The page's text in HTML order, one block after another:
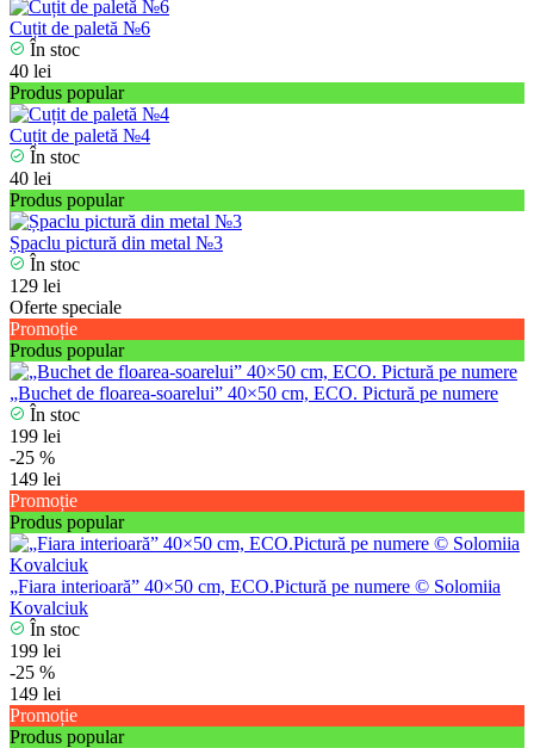
Cuțit de paletă №6
În stoc
40 lei
Produs popular
Cuțit de paletă №4
În stoc
40 lei
Produs popular
Șpaclu pictură din metal №3
În stoc
129 lei
Oferte speciale
Promoție
Produs popular
„Buchet de floarea-soarelui” 40×50 cm, ECO. Pictură pe numere
În stoc
199 lei
-25 %
149 lei
Promoție
Produs popular
„Fiara interioară” 40×50 cm, ECO.Pictură pe numere © Solomiia
Kovalciuk
În stoc
199 lei
-25 %
149 lei
Promoție
Produs popular